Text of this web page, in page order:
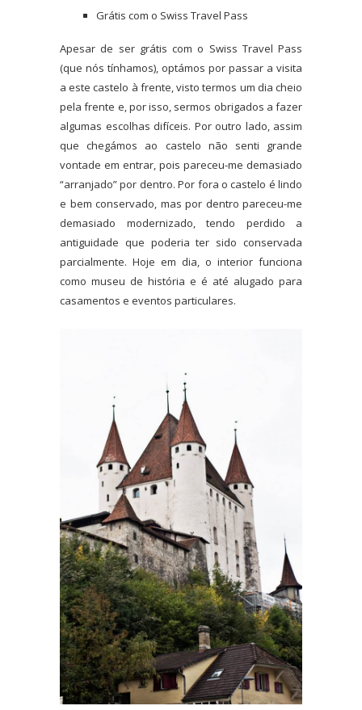
Grátis com o Swiss Travel Pass
Apesar de ser grátis com o Swiss Travel Pass
(que nós tínhamos), optámos por passar a visita
a este castelo à frente, visto termos um dia cheio
pela frente e, por isso, sermos obrigados a fazer
algumas escolhas difíceis. Por outro lado, assim
que chegámos ao castelo não senti grande
vontade em entrar, pois pareceu-me demasiado
“arranjado” por dentro. Por fora o castelo é lindo
e bem conservado, mas por dentro pareceu-me
demasiado modernizado, tendo perdido a
antiguidade que poderia ter sido conservada
parcialmente. Hoje em dia, o interior funciona
como museu de história e é até alugado para
casamentos e eventos particulares.